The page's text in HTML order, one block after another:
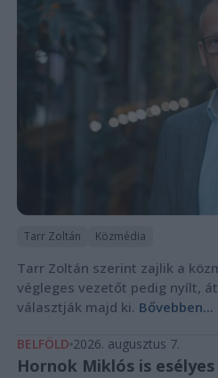
Tarr Zoltán Közmédia
Tarr Zoltán szerint zajlik a
végleges vezetőt pedig nyílt,
választják majd ki. Bővebben...
BELFÖLD 2026. augusztus 7.
Hornok Miklós is esélyes